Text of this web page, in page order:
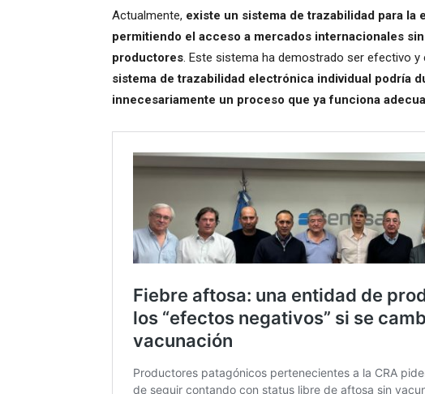
Actualmente, existe un sistema de trazabilidad para la
permitiendo el acceso a mercados internacionales
productores. Este sistema ha demostrado ser efectivo y
sistema de trazabilidad electrónica individual podría
innecesariamente un proceso que ya funciona